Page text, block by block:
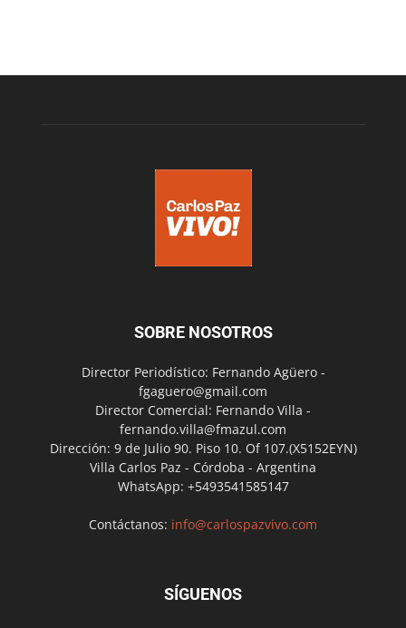
SOBRE NOSOTROS
Director Periodístico: Fernando Agüero -
fgaguero@gmail.com
Director Comercial: Fernando Villa -
fernando.villa@fmazul.com
Dirección: 9 de Julio 90. Piso 10. Of 107.(X5152EYN)
Villa Carlos Paz - Córdoba - Argentina
WhatsApp: +5493541585147
Contáctanos: info@carlospazvivo.com
SÍGUENOS